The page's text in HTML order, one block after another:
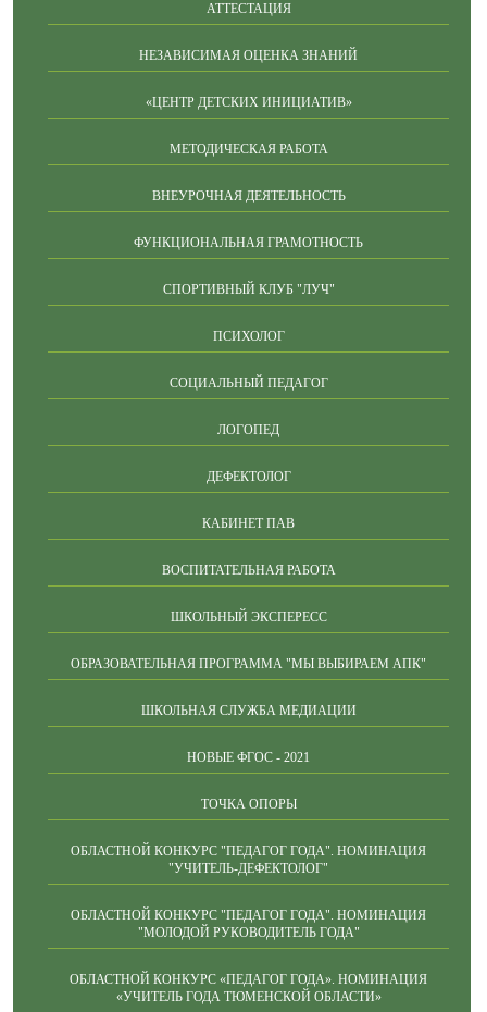
АТТЕСТАЦИЯ
НЕЗАВИСИМАЯ ОЦЕНКА ЗНАНИЙ
«ЦЕНТР ДЕТСКИХ ИНИЦИАТИВ»
МЕТОДИЧЕСКАЯ РАБОТА
ВНЕУРОЧНАЯ ДЕЯТЕЛЬНОСТЬ
ФУНКЦИОНАЛЬНАЯ ГРАМОТНОСТЬ
СПОРТИВНЫЙ КЛУБ "ЛУЧ"
ПСИХОЛОГ
СОЦИАЛЬНЫЙ ПЕДАГОГ
ЛОГОПЕД
ДЕФЕКТОЛОГ
КАБИНЕТ ПАВ
ВОСПИТАТЕЛЬНАЯ РАБОТА
ШКОЛЬНЫЙ ЭКСПЕРЕСС
ОБРАЗОВАТЕЛЬНАЯ ПРОГРАММА "МЫ ВЫБИРАЕМ АПК"
ШКОЛЬНАЯ СЛУЖБА МЕДИАЦИИ
НОВЫЕ ФГОС - 2021
ТОЧКА ОПОРЫ
ОБЛАСТНОЙ КОНКУРС "ПЕДАГОГ ГОДА". НОМИНАЦИЯ
"УЧИТЕЛЬ-ДЕФЕКТОЛОГ"
ОБЛАСТНОЙ КОНКУРС "ПЕДАГОГ ГОДА". НОМИНАЦИЯ
"МОЛОДОЙ РУКОВОДИТЕЛЬ ГОДА"
ОБЛАСТНОЙ КОНКУРС «ПЕДАГОГ ГОДА». НОМИНАЦИЯ
«УЧИТЕЛЬ ГОДА ТЮМЕНСКОЙ ОБЛАСТИ»